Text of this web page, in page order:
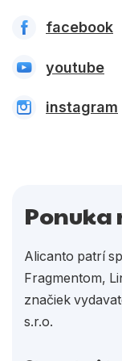
Výchova a
facebook
youtube
instagram
Ponuka
Alicanto patrí
Fragmentom,
značiek
s.r.o.